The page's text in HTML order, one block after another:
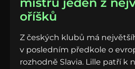
oříšků
Z českých klubů má
v posledním předkole o
rozhodně Slavia. Lille patří k